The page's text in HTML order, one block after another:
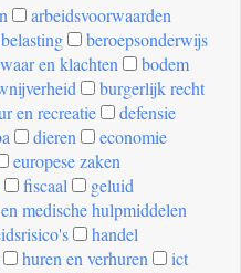
arbeidsvoorwaarden
belasting
beroepsonderwijs
en klachten
bodem
burgerlijk recht
en recreatie
defensie
dieren
economie
europese zaken
fiscaal
geluid
medische hulpmiddelen
handel
huren en verhuren
ict